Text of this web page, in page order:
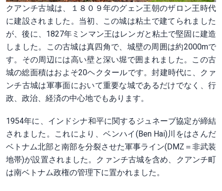
クアンチ古城は、１８０９年のグェン王朝のザロン王時代
に建設されました。当初、この城は粘土で建てられました
が、後に、1827年ミンマン王はレンガと粘土で堅固に建造
しました。この古城は真四角で、城壁の周囲は約2000mで
す。その周辺には高い壁と深い堀で囲まれました。この古
城の総面積はおよそ20ヘクタールです。封建時代に、クァ
ンチ古城は軍事面において重要な城であるだけでなく、行
政、政治、経済の中心地でもあります。
1954年に、インドシナ和平に関するジュネーブ協定が締結
されました。これにより、ベンハイ(Ben Hai)川をはさんだ
ベトナム北部と南部を分裂させた軍事ライン(DMZ＝非武装
地帯)が設置されました。クァンチ古城を含め、クアンチ町
は南ベトナム政権の管理下に置かれました。